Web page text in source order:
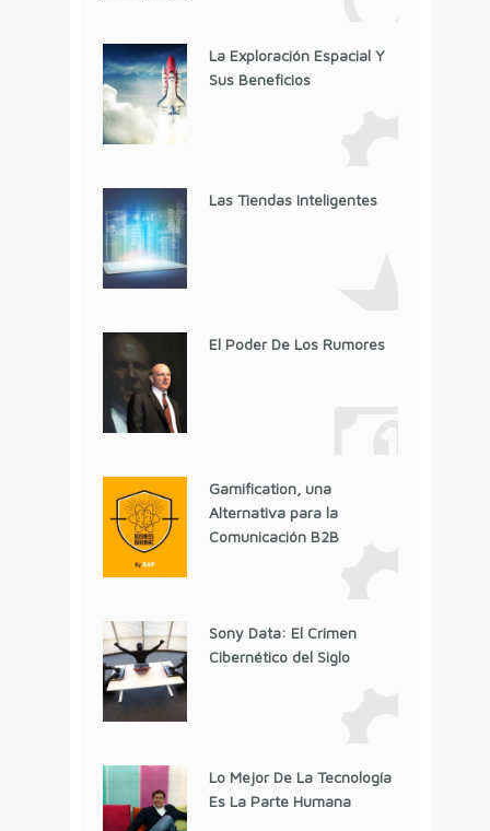
La Exploración Espacial Y
Sus Beneficios
Las Tiendas Inteligentes
El Poder De Los Rumores
Gamification, una
Alternativa para la
Comunicación B2B
Sony Data: El Crimen
Cibernético del Siglo
Lo Mejor De La Tecnología
Es La Parte Humana